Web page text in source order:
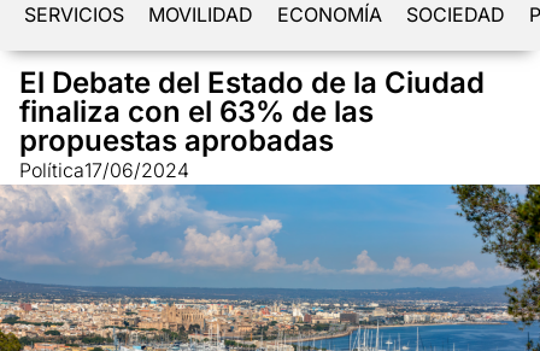
SERVICIOS MOVILIDAD ECONOMÍA SOCIEDAD
El Debate del Estado de la Ciudad
finaliza con el 63% de las
propuestas aprobadas
Política17/06/2024